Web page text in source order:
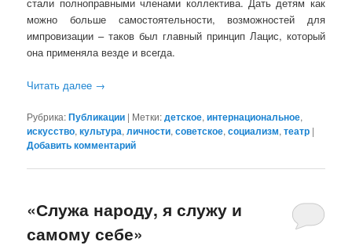
можно больше самостоятельности, возможностей для
импровизации – таков был главный принцип Лацис, который
она применяла везде и всегда.
Читать далее →
Рубрика:Публикации | Метки:детское,интернациональное,
искусство,культура,личности,советское,социализм,театр |
Добавить комментарий
«Служа народу, я служу и
самому себе»